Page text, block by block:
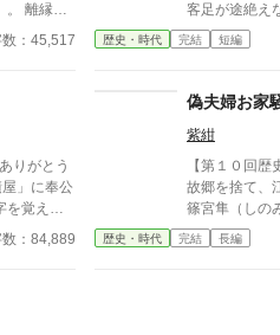
縁
った八丁
を定めて
人とも無
らに離縁
ら去り状
くじ
ていた。
きて——
：45,517
客足が途絶え
「記憶」を読
いるからであった。 そんなある日、
びの入った壺
静かに暴き出す―― 元武家娘の目利き
衛。 日本橋
心温まる時代
す。 ◆無断転写や内容の模倣はご遠慮ください。 ◆
◆内容が無理
歴史・時代 完結 短編
りがとう
」に奉公
事を、こ
：84,889
偽夫婦お家
紫紺
【第１０回歴
故郷を捨て、
篠宮隼（しの
けしてきた陰
い男との奇妙
歴史・時代 完結 長編